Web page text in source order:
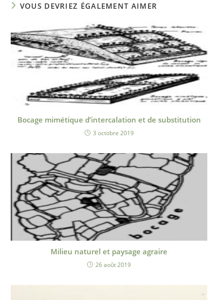
VOUS DEVRIEZ ÉGALEMENT AIMER
Bocage mimétique d’intercalation et de substitution
3 octobre 2019
Milieu naturel et paysage agraire
26 août 2019